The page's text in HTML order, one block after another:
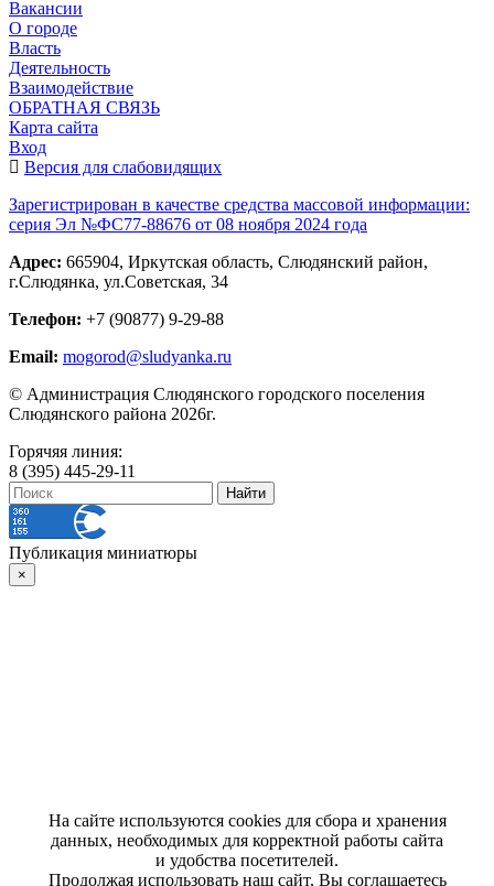
Вакансии
О городе
Власть
Деятельность
Взаимодействие
ОБРАТНАЯ СВЯЗЬ
Карта сайта
Вход
Версия для слабовидящих
Зарегистрирован в качестве средства массовой информации:
серия Эл №ФС77-88676 от 08 ноября 2024 года
Адрес: 665904, Иркутская область, Слюдянский район,
г.Слюдянка, ул.Советская, 34
Телефон: +7 (90877) 9-29-88
Email: mogorod@sludyanka.ru
© Администрация Слюдянского городского поселения
Слюдянского района 2026г.
Горячяя линия:
8 (395) 445-29-11
Публикация миниатюры
×
На сайте используются cookies для сбора и хранения
данных, необходимых для корректной работы сайта
и удобства посетителей.
Продолжая использовать наш сайт, Вы соглашаетесь